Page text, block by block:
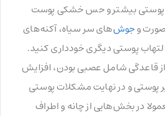
پوستی بیشتر و حس خشکی پوست
وجوش‌های سر سیاه، آکنه‌های
پوستی دیگری خودداری کنید.
قاعدگی شامل عصبی بودن، افزایش
پوستی و در نهایت مشکلات پوستی
در بخش‌هایی از چانه و اطراف